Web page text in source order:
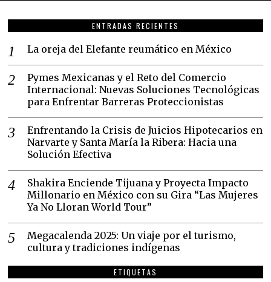
ENTRADAS RECIENTES
La oreja del Elefante reumático en México
Pymes Mexicanas y el Reto del Comercio
Internacional: Nuevas Soluciones Tecnológicas
para Enfrentar Barreras Proteccionistas
Enfrentando la Crisis de Juicios Hipotecarios en
Narvarte y Santa María la Ribera: Hacia una
Solución Efectiva
Shakira Enciende Tijuana y Proyecta Impacto
Millonario en México con su Gira “Las Mujeres
Ya No Lloran World Tour”
Megacalenda 2025: Un viaje por el turismo,
cultura y tradiciones indígenas
ETIQUETAS